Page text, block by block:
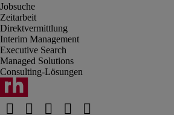
Jobsuche
Zeitarbeit
Direktvermittlung
Interim Management
Executive Search
Managed Solutions
Consulting-Lösungen